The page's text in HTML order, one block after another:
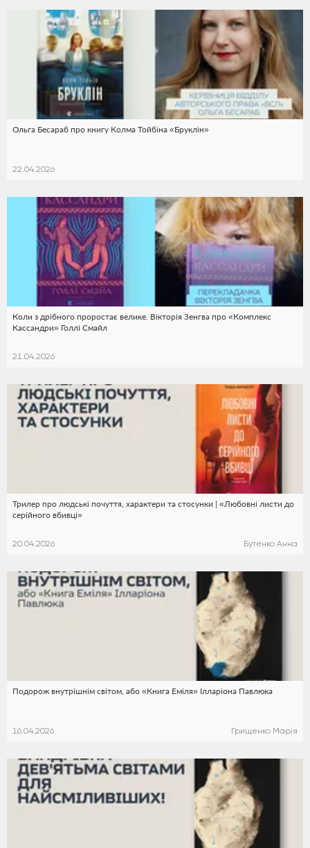
Ольга Бесараб про книгу Колма Тойбіна «Бруклін»
22.04.2026
Коли з дрібного проростає велике. Вікторія Зенгва про «Комплекс
Кассандри» Голлі Смайл
21.04.2026
Трилер про людські почуття, характери та стосунки | «Любовні листи до
серійного вбивці»
20.04.2026 Бутенко Анна
Подорож внутрішнім світом, або «Книга Еміля» Ілларіона Павлюка
16.04.2026 Грищенко Марія